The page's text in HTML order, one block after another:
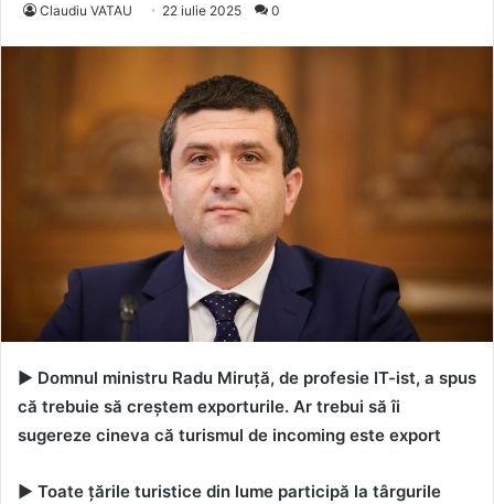
Claudiu VATAU 22 iulie 2025 0
► Domnul ministru Radu Miruță, de profesie IT-ist, a spus
că trebuie să creștem exporturile. Ar trebui să îi
sugereze cineva că turismul de incoming este export
► Toate țările turistice din lume participă la târgurile